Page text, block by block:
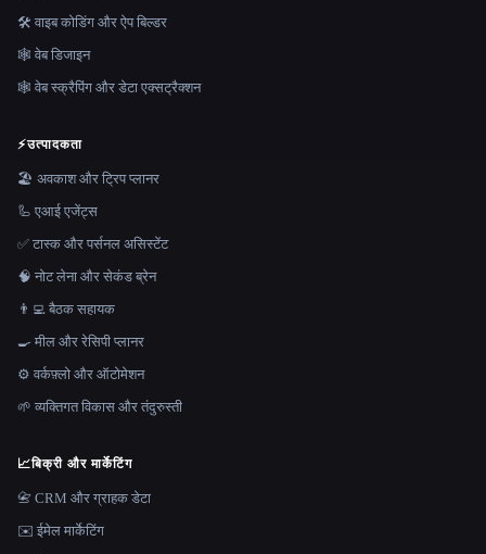
🛠️ वाइब कोडिंग और ऐप बिल्डर
🕸 वेब डिजाइन
🕸️ वेब स्क्रैपिंग और डेटा एक्सट्रैक्शन
⚡उत्पादकता
🏖 अवकाश और ट्रिप प्लानर
🦾 एआई एजेंट्स
✅ टास्क और पर्सनल असिस्टेंट
🧠 नोट लेना और सेकंड ब्रेन
👨‍💻 बैठक सहायक
🍳 मील और रेसिपी प्लानर
⚙️ वर्कफ़्लो और ऑटोमेशन
🌱 व्यक्तिगत विकास और तंदुरुस्ती
📈बिक्री और मार्केटिंग
📇 CRM और ग्राहक डेटा
✉️ ईमेल मार्केटिंग